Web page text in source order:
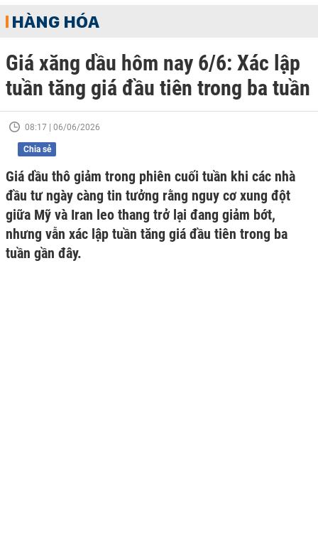
HÀNG HÓA
Giá xăng dầu hôm nay 6/6: Xác lập
tuần tăng giá đầu tiên trong ba tuần
08:17 | 06/06/2026
Chia sẻ
Giá dầu thô giảm trong phiên cuối tuần khi các nhà
đầu tư ngày càng tin tưởng rằng nguy cơ xung đột
giữa Mỹ và Iran leo thang trở lại đang giảm bớt,
nhưng vẫn xác lập tuần tăng giá đầu tiên trong ba
tuần gần đây.